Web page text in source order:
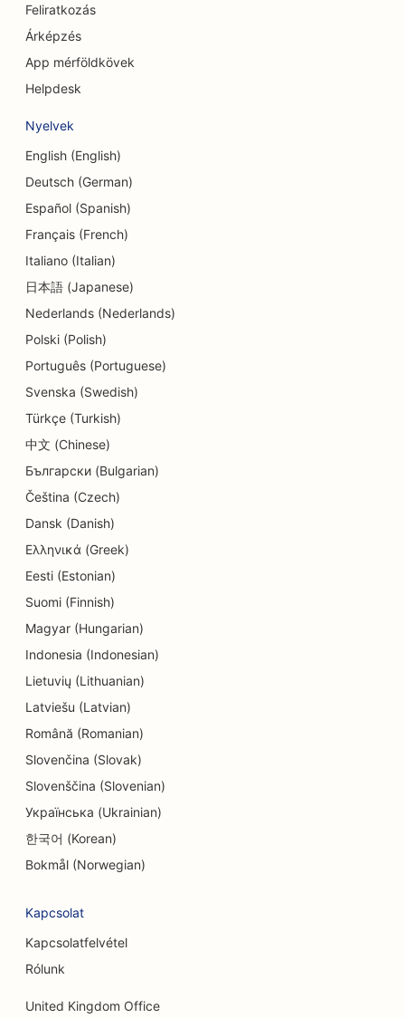
SEO a Hitelszövetkezetek számára
SEO tanácsadó cégek számára
SEO a Delis számára
SEO az adósságtanácsadási szolgáltatások
SEO a valutaváltó szolgáltatások számára
SEO a táncstúdiók számára
SEO az óvodák számára
SEO fogászati klinikák számára
SEO a részletek üzletei számára
SEO for Diners
SEO a süteményboltok számára
SEO az oktatási és gyermekgondozási
szolgáltatásokhoz
SEO a Donut üzletek számára
SEO villanyszerelők számára
SEO a vegytisztítók számára
SEO elektronikai üzletek számára
SEO endodontistáknak
SEO a szórakozás és rekreáció számára
SEO a szabadulószobák számára
EO etnikai éttermek számára
SEO a Farm-to-Table éttermek számára
SEO családi éttermek számára
Feliratkozás
Árképzés
App mérföldkövek
Helpdesk
Nyelvek
English (English)
Deutsch (German)
Español (Spanish)
Français (French)
Italiano (Italian)
日本語 (Japanese)
Nederlands (Nederlands)
Polski (Polish)
Português (Portuguese)
Svenska (Swedish)
Türkçe (Turkish)
中文 (Chinese)
Български (Bulgarian)
Čeština (Czech)
Dansk (Danish)
Ελληνικά (Greek)
Eesti (Estonian)
Suomi (Finnish)
Magyar (Hungarian)
Indonesia (Indonesian)
Lietuvių (Lithuanian)
Latviešu (Latvian)
Română (Romanian)
Slovenčina (Slovak)
Slovenščina (Slovenian)
Українська (Ukrainian)
한국어 (Korean)
Bokmål (Norwegian)
Kapcsolat
Kapcsolatfelvétel
Rólunk
United Kingdom Office